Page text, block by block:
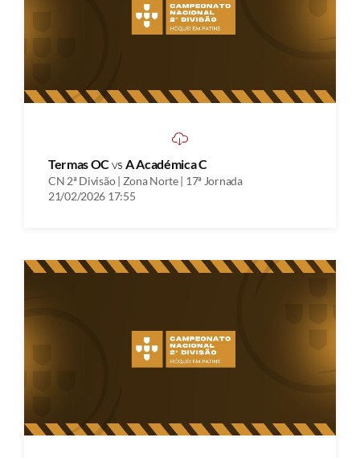
Termas OCvs A Académica C
CN 2ª Divisão | Zona Norte | 17ª Jornada
21/02/2026 17:55